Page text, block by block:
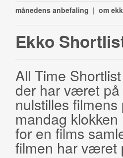
månedens anbefaling | om
Ekko
All Time
der har været på
nulstilles
mandag
for en films
filmen har været